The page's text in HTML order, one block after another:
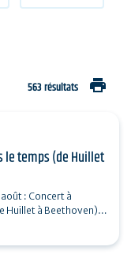
563 résultats print
le temps (de Huillet
août : Concert à
Huillet à Beethoven)